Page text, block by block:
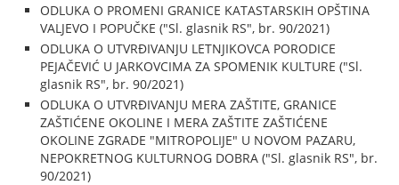
ODLUKA O PROMENI GRANICE KATASTARSKIH OPŠTINA
VALJEVO I POPUČKE ("Sl. glasnik RS", br. 90/2021)
ODLUKA O UTVRĐIVANJU LETNJIKOVCA PORODICE
PEJAČEVIĆ U JARKOVCIMA ZA SPOMENIK KULTURE ("Sl.
glasnik RS", br. 90/2021)
ODLUKA O UTVRĐIVANJU MERA ZAŠTITE, GRANICE
ZAŠTIĆENE OKOLINE I MERA ZAŠTITE ZAŠTIĆENE
OKOLINE ZGRADE "MITROPOLIJE" U NOVOM PAZARU,
NEPOKRETNOG KULTURNOG DOBRA ("Sl. glasnik RS", br.
90/2021)